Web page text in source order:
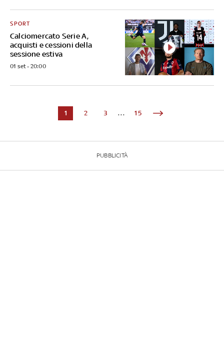
Calciomercato Serie A,
acquisti e cessioni della
sessione estiva
SPORT
01 set - 20:00
1 2 3 ... 15
PUBBLICITÀ